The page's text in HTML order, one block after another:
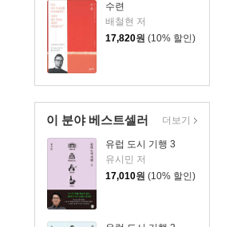
수련
배철현 저
17,820원 (10% 할인)
이 분야 베스트셀러
유럽 도시 기행 3
유시민 저
17,010원 (10% 할인)
더보기